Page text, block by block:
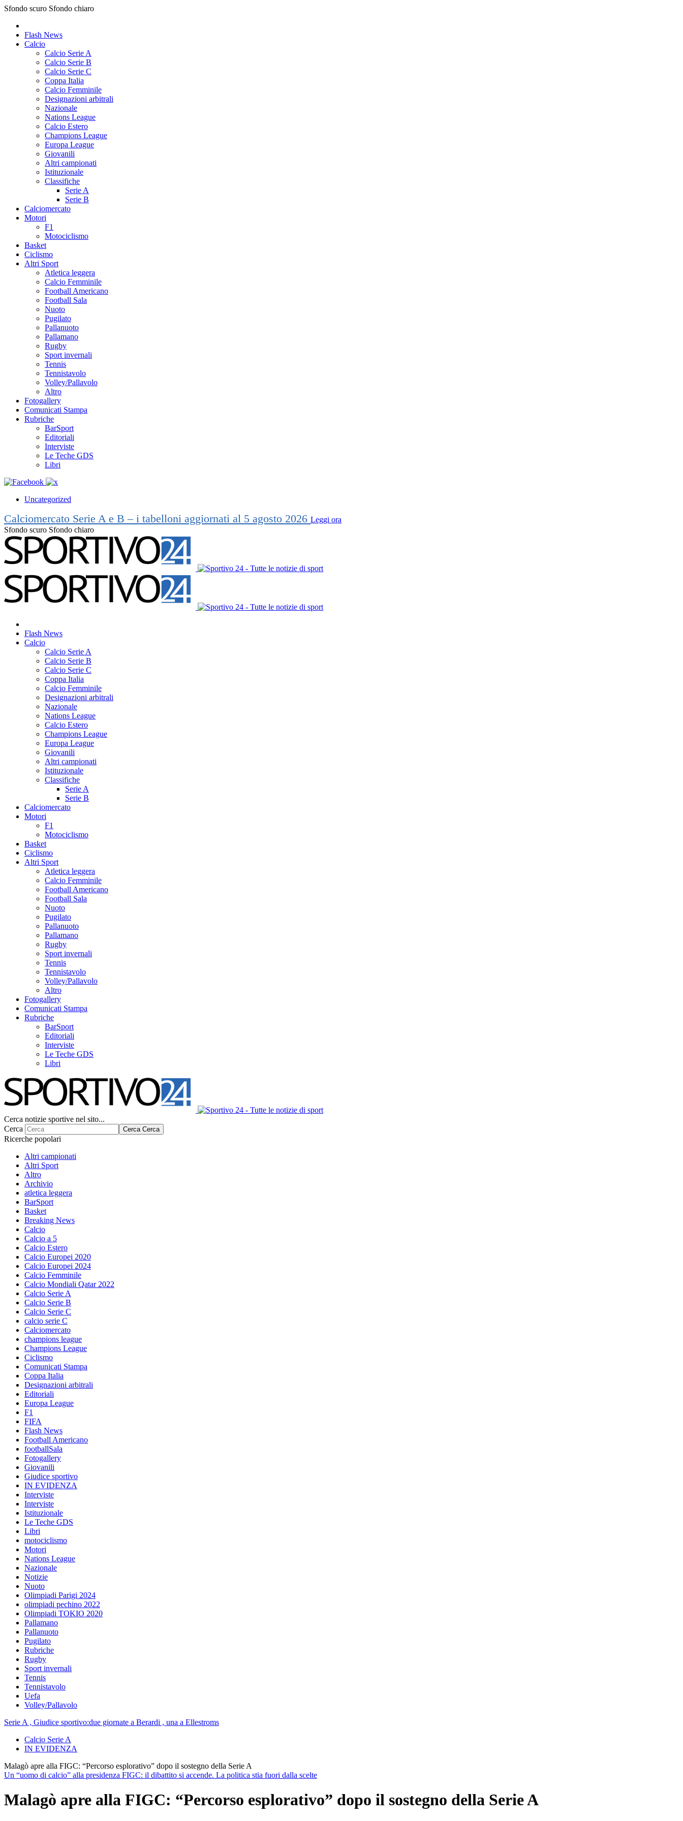
Sfondo scuro Sfondo chiaro
Flash News
Calcio
Calcio Serie A
Calcio Serie B
Calcio Serie C
Coppa Italia
Calcio Femminile
Designazioni arbitrali
Nazionale
Nations League
Calcio Estero
Champions League
Europa League
Giovanili
Altri campionati
Istituzionale
Classifiche
Serie A
Serie B
Calciomercato
Motori
F1
Motociclismo
Basket
Ciclismo
Altri Sport
Atletica leggera
Calcio Femminile
Football Americano
Football Sala
Nuoto
Pugilato
Pallanuoto
Pallamano
Rugby
Sport invernali
Tennis
Tennistavolo
Volley/Pallavolo
Altro
Fotogallery
Comunicati Stampa
Rubriche
BarSport
Editoriali
Interviste
Le Teche GDS
Libri
Uncategorized
Calciomercato Serie A e B – i tabelloni aggiornati al 5 agosto 2026 Leggi ora
Sfondo scuro Sfondo chiaro
Flash News
Calcio
Calcio Serie A
Calcio Serie B
Calcio Serie C
Coppa Italia
Calcio Femminile
Designazioni arbitrali
Nazionale
Nations League
Calcio Estero
Champions League
Europa League
Giovanili
Altri campionati
Istituzionale
Classifiche
Serie A
Serie B
Calciomercato
Motori
F1
Motociclismo
Basket
Ciclismo
Altri Sport
Atletica leggera
Calcio Femminile
Football Americano
Football Sala
Nuoto
Pugilato
Pallanuoto
Pallamano
Rugby
Sport invernali
Tennis
Tennistavolo
Volley/Pallavolo
Altro
Fotogallery
Comunicati Stampa
Rubriche
BarSport
Editoriali
Interviste
Le Teche GDS
Libri
Cerca notizie sportive nel sito...
Cerca
Cerca Cerca
Ricerche popolari
Altri campionati
Altri Sport
Altro
Archivio
atletica leggera
BarSport
Basket
Breaking News
Calcio
Calcio a 5
Calcio Estero
Calcio Europei 2020
Calcio Europei 2024
Calcio Femminile
Calcio Mondiali Qatar 2022
Calcio Serie A
Calcio Serie B
Calcio Serie C
calcio serie C
Calciomercato
champions league
Champions League
Ciclismo
Comunicati Stampa
Coppa Italia
Designazioni arbitrali
Editoriali
Europa League
F1
FIFA
Flash News
Football Americano
footballSala
Fotogallery
Giovanili
Giudice sportivo
IN EVIDENZA
Interviste
Interviste
Istituzionale
Le Teche GDS
Libri
motociclismo
Motori
Nations League
Nazionale
Notizie
Nuoto
Olimpiadi Parigi 2024
olimpiadi pechino 2022
Olimpiadi TOKIO 2020
Pallamano
Pallanuoto
Pugilato
Rubriche
Rugby
Sport invernali
Tennis
Tennistavolo
Uefa
Volley/Pallavolo
Serie A , Giudice sportivo:due giornate a Berardi , una a Ellestroms
Calcio Serie A
IN EVIDENZA
Malagò apre alla FIGC: “Percorso esplorativo” dopo il sostegno della Serie A
Un “uomo di calcio” alla presidenza FIGC: il dibattito si accende. La politica stia fuori dalla scelte
Malagò apre alla FIGC: “Percorso esplorativo” dopo il sostegno della Serie A